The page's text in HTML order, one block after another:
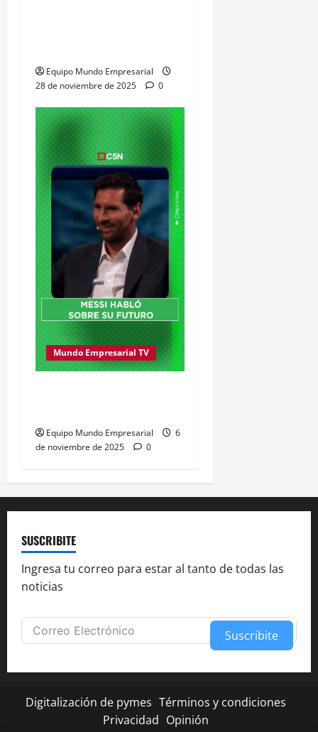
Equipo Mundo Empresarial
28 de noviembre de 2025
0
Mundo Empresarial TV
Equipo Mundo Empresarial
6
de noviembre de 2025
0
SUSCRIBITE
Ingresa tu correo para estar al tanto de todas las
noticias
Suscribite
Digitalización de pymes Términos y condiciones
Privacidad Opinión